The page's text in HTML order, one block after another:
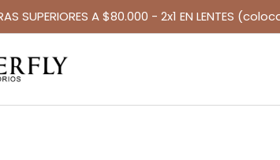
SUPERIORES A $80.000 - 2x1 EN LENTES